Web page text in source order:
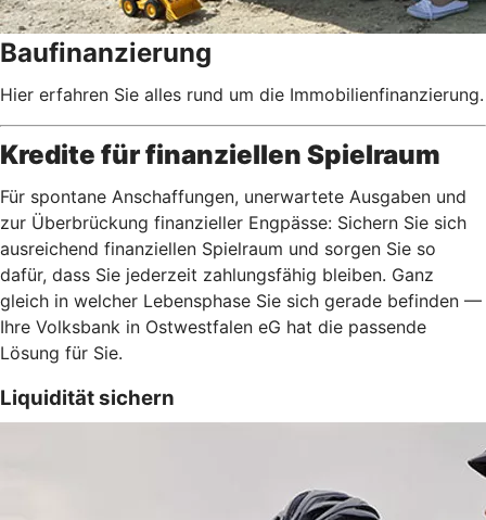
Baufinanzierung
Hier erfahren Sie alles rund um die Immobilienfinanzierung.
Kredite für finanziellen Spielraum
Für spontane Anschaffungen, unerwartete Ausgaben und
zur Überbrückung finanzieller Engpässe: Sichern Sie sich
ausreichend finanziellen Spielraum und sorgen Sie so
dafür, dass Sie jederzeit zahlungsfähig bleiben. Ganz
gleich in welcher Lebensphase Sie sich gerade befinden —
Ihre Volksbank in Ostwestfalen eG hat die passende
Lösung für Sie.
Liquidität sichern